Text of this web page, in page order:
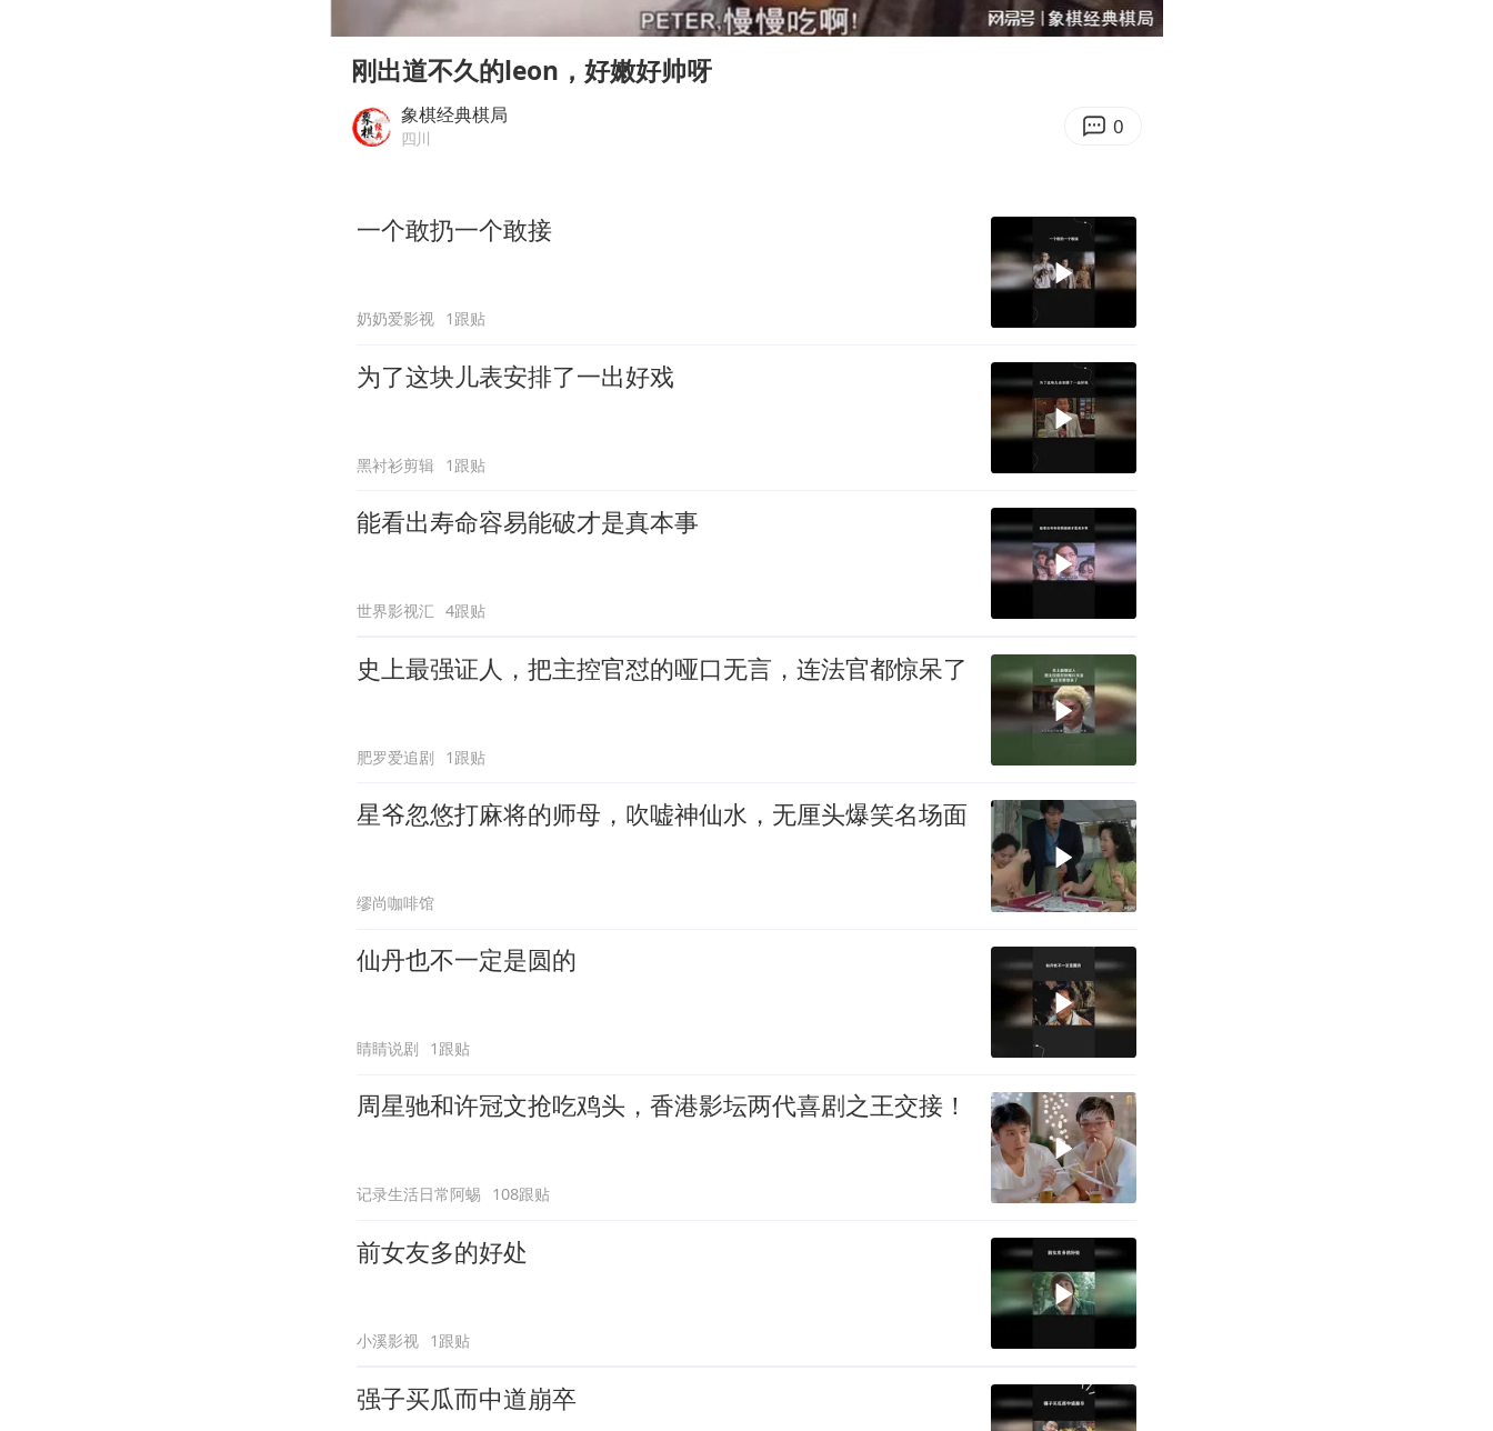
万岁山接盘烂尾恒大文旅城
老人被城管撞倒后离世亲属质疑记录仪
习近平心系体育强国建设
00:00 05:18
Enter
刚出道不久的leon，好嫩好帅呀
象棋经典棋局
四川 0
一个敢扔一个敢接
奶奶爱影视 1跟贴
为了这块儿表安排了一出好戏
黑衬衫剪辑 1跟贴
能看出寿命容易能破才是真本事
世界影视汇 4跟贴
史上最强证人，把主控官怼的哑口无言，连法官都惊呆了
肥罗爱追剧 1跟贴
星爷忽悠打麻将的师母，吹嘘神仙水，无厘头爆笑名场面
缪尚咖啡馆
仙丹也不一定是圆的
睛睛说剧 1跟贴
周星驰和许冠文抢吃鸡头，香港影坛两代喜剧之王交接！
记录生活日常阿蜴 108跟贴
前女友多的好处
小溪影视 1跟贴
强子买瓜而中道崩卒